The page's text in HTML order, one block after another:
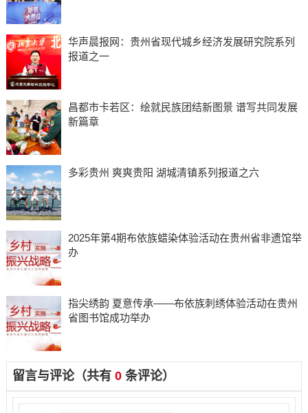
华声晨报网：贵州省现代城乡经济发展研究院系列
报道之一
昌都市卡若区：绘就民族团结新图景 谱写共同发展
新篇章
多彩贵州 爽爽贵阳 湖城清镇系列报道之六
2025年第4期布依族蜡染体验活动在贵州省非遗馆举
办
指尖绣韵 夏意传承——布依族刺绣体验活动在贵州
省图书馆成功举办
留言与评论（共有 0条评论）